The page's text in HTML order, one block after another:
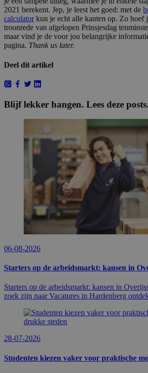
2021 berekent. Jep, je leest het goed: met de
calculatorkun je echt alle kanten op. Zo hoef
troonrede van afgelopen Prinsjesdag
maar vind je de voor jou belangrijke
pagina. Thank us later.
Deel dit artikel
Blijf lekker hangen. Lees deze posts.
06-08-2026
Starters op de arbeidsmarkt: kansen in
Starters op de arbeidsmarkt: kansen in
zoek zijn naar Vacatures in Hardenberg
28-07-2026
Studenten kiezen vaker voor praktische